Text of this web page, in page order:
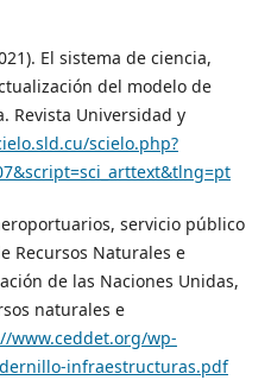
El sistema de ciencia,
del modelo de
Revista Universidad y
scielo.php?
servicio público
Recursos Naturales e
de las Naciones Unidas,
naturales e
www.ceddet.org/wp-
infraestructuras.pdf